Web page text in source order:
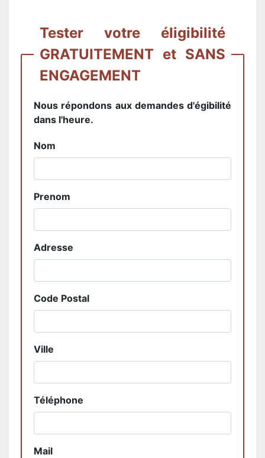
Tester votre éligibilité
GRATUITEMENT et SANS
ENGAGEMENT
Nous répondons aux demandes d'égibilité
dans l'heure.
Nom
Prenom
Adresse
Code Postal
Ville
Téléphone
Mail